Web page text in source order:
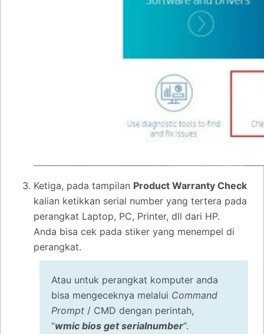
Ketiga, pada tampilan Product Warranty Check
kalian ketikkan serial number yang tertera pada
perangkat Laptop, PC, Printer, dll dari HP.
Anda bisa cek pada stiker yang menempel di
perangkat.
Atau untuk perangkat komputer anda
bisa mengeceknya melalui Command
Prompt / CMD dengan perintah,
“wmic bios get serialnumber“.